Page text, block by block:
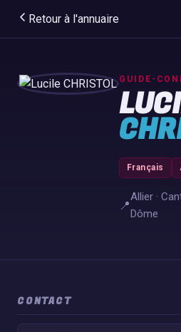
Retour à l'annuaire
GUIDE-
Français
📍
Allier ·
Dôme
CONTACT